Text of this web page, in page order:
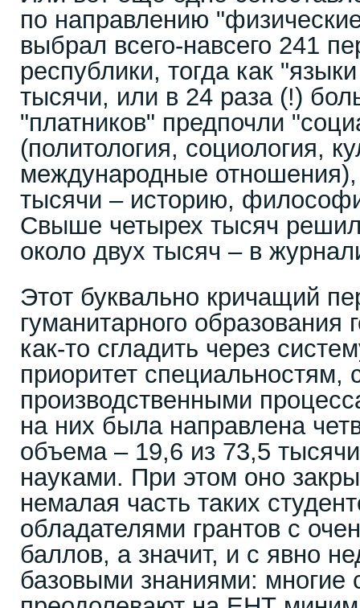
по направлению
выбрал всего-навсего 241
республики, тогда как
тысячи, или в 24 раза (!)
"платников" предпочли
(политология, социология,
международные
тысячи – историю,
Свыше четырех тысяч
около двух тысяч – в
Этот буквально кричащий
гуманитарного образования
как-то сгладить через
приоритет специальностям,
производственными
на них была направлена
объема – 19,6 из 73,5
науками. При этом оно
немалая часть таких
обладателями грантов с
баллов, а значит, и с явно
базовыми знаниями: многие